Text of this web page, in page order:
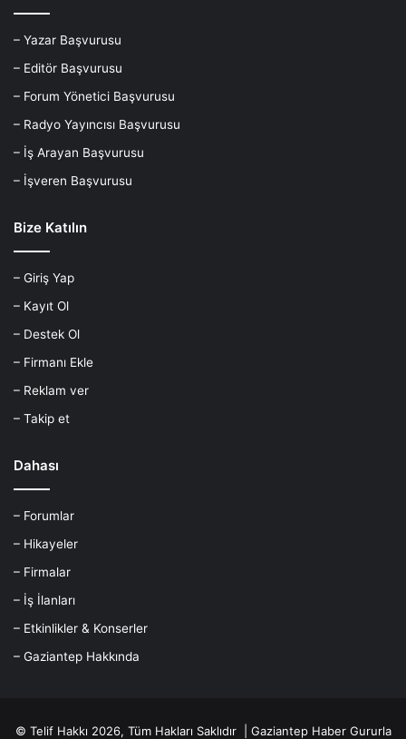
– Yazar Başvurusu
– Editör Başvurusu
– Forum Yönetici Başvurusu
– Radyo Yayıncısı Başvurusu
– İş Arayan Başvurusu
– İşveren Başvurusu
Bize Katılın
– Giriş Yap
– Kayıt Ol
– Destek Ol
– Firmanı Ekle
– Reklam ver
– Takip et
Dahası
– Forumlar
– Hikayeler
– Firmalar
– İş İlanları
– Etkinlikler & Konserler
– Gaziantep Hakkında
© Telif Hakkı 2026, Tüm Hakları Saklıdır | Gaziantep HaberGururla